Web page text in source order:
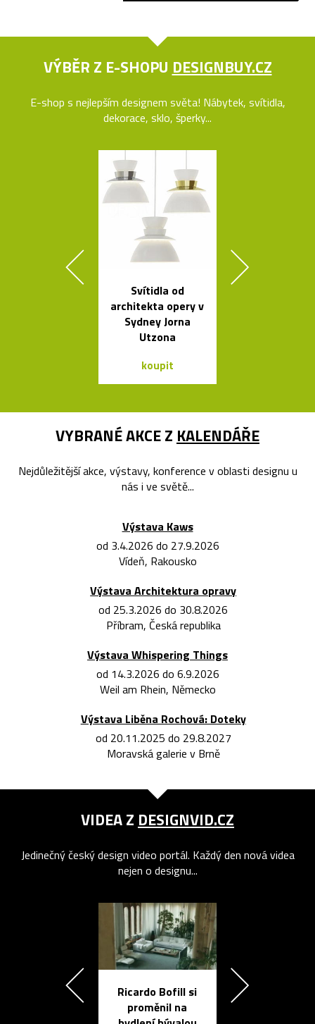
VÝBĚR Z E-SHOPU DESIGNBUY.CZ
E-shop s nejlepším designem světa! Nábytek, svítidla,
dekorace, sklo, šperky...
Svítidla od
architekta opery v
Sydney Jorna
Utzona
koupit
VYBRANÉ AKCE Z KALENDÁŘE
Nejdůležitější akce, výstavy, konference v oblasti designu u
nás i ve světě...
Výstava Kaws
od 3.4.2026 do 27.9.2026
Vídeň, Rakousko
Výstava Architektura opravy
od 25.3.2026 do 30.8.2026
Příbram, Česká republika
Výstava Whispering Things
od 14.3.2026 do 6.9.2026
Weil am Rhein, Německo
Výstava Liběna Rochová: Doteky
od 20.11.2025 do 29.8.2027
Moravská galerie v Brně
VIDEA Z DESIGNVID.CZ
Jedinečný český design video portál. Každý den nová videa
nejen o designu...
Ricardo Bofill si
proměnil na